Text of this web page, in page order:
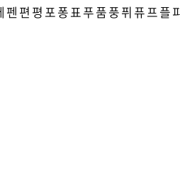
펜 편 평 포퐁표푸품풍퓌퓨프플